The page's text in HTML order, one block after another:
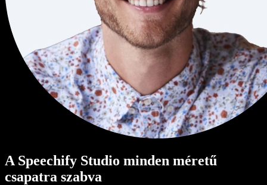
A Speechify Studio minden méretű
csapatra szabva